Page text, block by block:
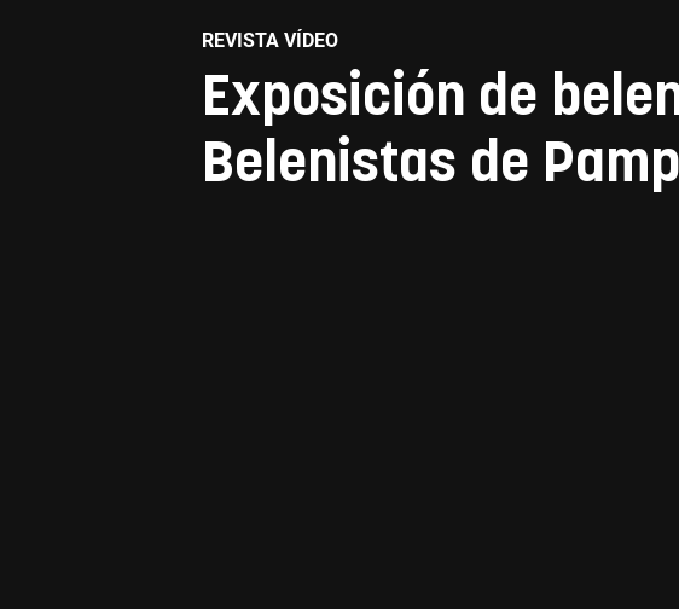
REVISTA VÍDEO
Exposición de
Belenistas de